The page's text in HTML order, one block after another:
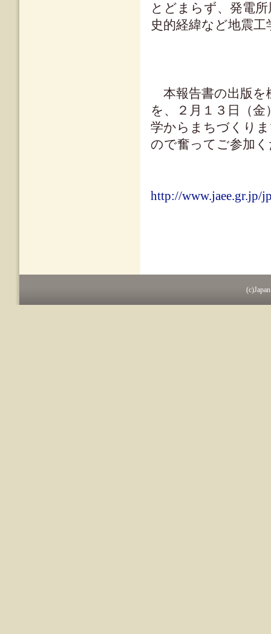
とどまらず、発電
史的経緯など地震
本報告書の出版を
を、２月１３日（
学からまちづくり
ので奮ってご参加
http://www.jaee.gr.jp/